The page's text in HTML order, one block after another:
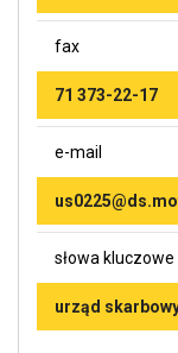
fax
71 373-22-17
e-mail
słowa kluczowe
urząd